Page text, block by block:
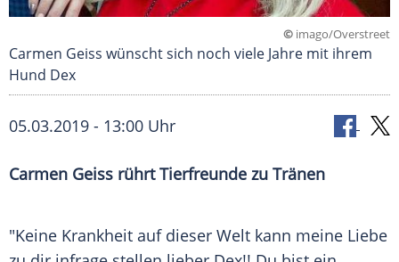
© imago/Overstreet
Carmen Geiss wünscht sich noch viele Jahre mit ihrem
Hund Dex
05.03.2019 - 13:00 Uhr
Carmen Geiss rührt Tierfreunde zu Tränen
"Keine Krankheit auf dieser Welt kann meine Liebe